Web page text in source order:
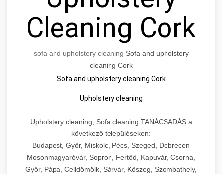
Cleaning Cork
sofa and upholstery cleaning Sofa and upholstery
cleaning Cork
Sofa and upholstery cleaning Cork
Upholstery cleaning
Upholstery cleaning, Sofa cleaning TANÁCSADÁS a
következő településeken:
Budapest, Győr, Miskolc, Pécs, Szeged, Debrecen
Mosonmagyaróvár, Sopron, Fertőd, Kapuvár, Csorna,
Győr, Pápa, Celldömölk, Sárvár, Kőszeg, Szombathely,